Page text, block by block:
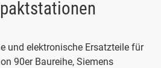
und elektronische Ersatzteile für
90er Baureihe, Siemens